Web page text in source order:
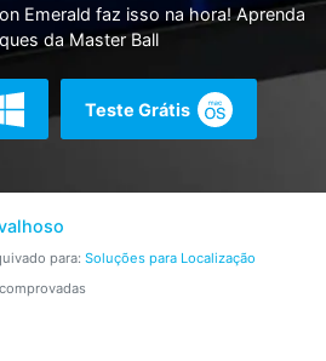
Emerald faz isso na hora! Aprenda
da Master Ball
Teste Grátis
para: Soluções para Localização